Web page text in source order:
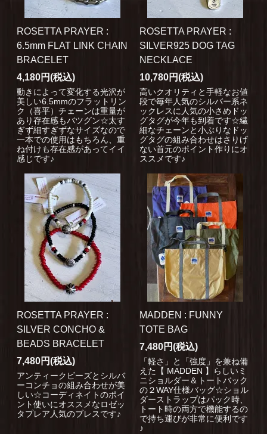
ROSETTA PRAYER :
6.5mm FLAT LINK CHAIN
BRACELET
4,180円(税込)
動きによって変化する光沢が
美しい6.5mmのフラットリン
ク（喜平）チェーンは重量が
あり存在感もバツグン☆太す
ぎず細すぎずなサイズなので
一本での使用はもちろん、重
ね付けも存在感があってイイ
感じです♪
ROSETTA PRAYER :
SILVER925 DOG TAG
NECKLACE
10,780円(税込)
高いクオリティと手軽なお値
段で毎年人気のシルバー系ネ
ックレスに人気の小さめドッ
グタグが今年も到着です☆繊
細なチェーンと小ぶりなドッ
グタグの組み合わせはさりげ
ない首元のポイント作りにオ
ススメです♪
ROSETTA PRAYER :
SILVER CONCHO &
BEADS BRACELET
7,480円(税込)
アンティークビーズとシルバ
ーコンチョの組み合わせが美
しい☆コーディネイトのポイ
ント使いにオススメなロゼッ
タプレア人気のブレスです♪
MADDEN : FUNNY
TOTE BAG
7,480円(税込)
「軽さ」と「強度」を兼ね備
えた【 MADDEN 】らしいミ
ニショルダー＆トートバック
の２WAY仕様バッグ☆ショル
ダーストラップはパック時、
トート時の両方で機能するの
で持ち運びが非常に便利です
♪